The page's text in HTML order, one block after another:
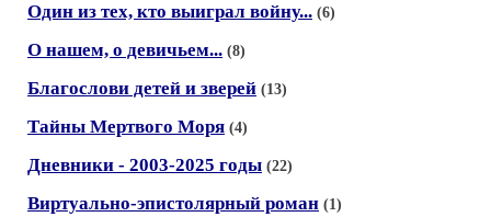
Один из тех, кто выиграл войну... (6)
О нашем, о девичьем... (8)
Благослови детей и зверей (13)
Тайны Мертвого Моря (4)
Дневники - 2003-2025 годы (22)
Виртуально-эпистолярный роман (1)